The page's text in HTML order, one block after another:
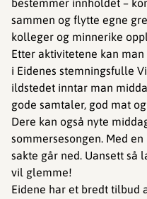
bestemmer innholdet –
sammen og flytte egne
kolleger og minnerike
Etter aktivitetene kan
i Eidenes stemningsfulle
ildstedet inntar man
gode samtaler, god mat
Dere kan også nyte
sommersesongen. Med
sakte går ned. Uansett så
vil glemme!
Eidene har et bredt tilbud